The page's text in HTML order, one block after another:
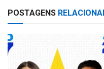
A
POSTAGENS